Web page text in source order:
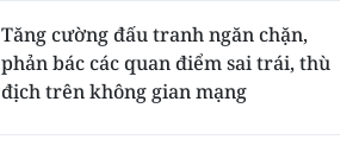
Tăng cường đấu tranh ngăn chặn,
phản bác các quan điểm sai trái, thù
địch trên không gian mạng